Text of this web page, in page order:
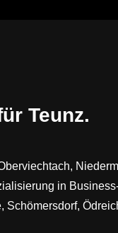
Teunz.
in